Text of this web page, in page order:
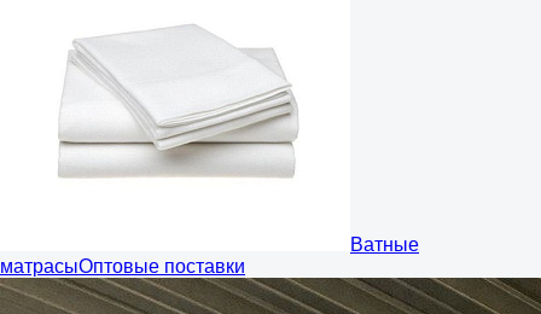
Ватные
матрасыОптовые поставки